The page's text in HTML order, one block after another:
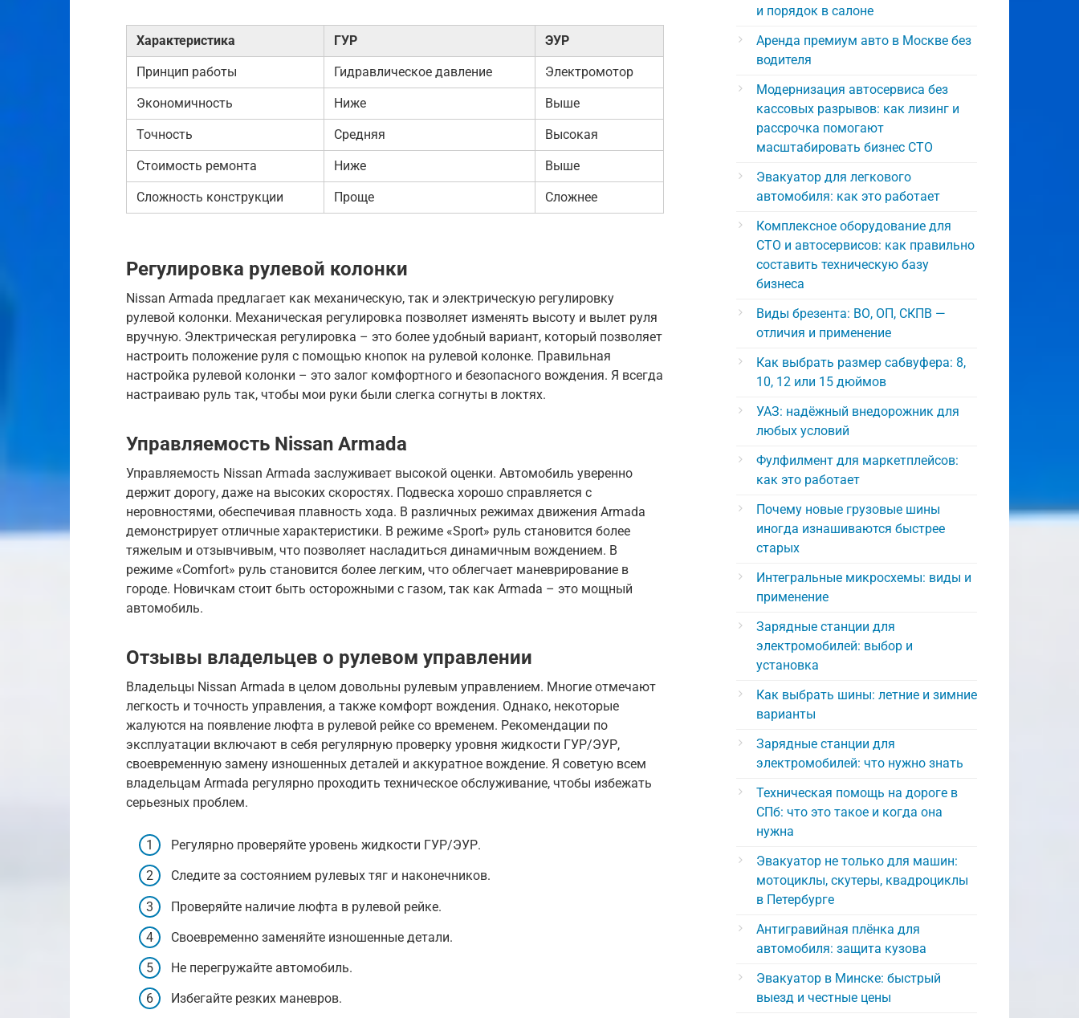
Характеристика ГУР ЭУР
Принцип работы Гидравлическое давление Электромотор
Экономичность Ниже Выше
Точность Средняя Высокая
Стоимость ремонта Ниже Выше
Сложность конструкции Проще Сложнее
Регулировка рулевой колонки
Nissan Armada предлагает как механическую, так и электрическую регулировку
рулевой колонки. Механическая регулировка позволяет изменять высоту и вылет руля
вручную. Электрическая регулировка – это более удобный вариант, который позволяет
настроить положение руля с помощью кнопок на рулевой колонке. Правильная
настройка рулевой колонки – это залог комфортного и безопасного вождения. Я всегда
настраиваю руль так, чтобы мои руки были слегка согнуты в локтях.
Управляемость Nissan Armada
Управляемость Nissan Armada заслуживает высокой оценки. Автомобиль уверенно
держит дорогу, даже на высоких скоростях. Подвеска хорошо справляется с
неровностями, обеспечивая плавность хода. В различных режимах движения Armada
демонстрирует отличные характеристики. В режиме «Sport» руль становится более
тяжелым и отзывчивым, что позволяет насладиться динамичным вождением. В
режиме «Comfort» руль становится более легким, что облегчает маневрирование в
городе. Новичкам стоит быть осторожными с газом, так как Armada – это мощный
автомобиль.
Отзывы владельцев о рулевом управлении
Владельцы Nissan Armada в целом довольны рулевым управлением. Многие отмечают
легкость и точность управления, а также комфорт вождения. Однако, некоторые
жалуются на появление люфта в рулевой рейке со временем. Рекомендации по
эксплуатации включают в себя регулярную проверку уровня жидкости ГУР/ЭУР,
своевременную замену изношенных деталей и аккуратное вождение. Я советую всем
владельцам Armada регулярно проходить техническое обслуживание, чтобы избежать
серьезных проблем.
Регулярно проверяйте уровень жидкости ГУР/ЭУР.
Следите за состоянием рулевых тяг и наконечников.
Проверяйте наличие люфта в рулевой рейке.
Своевременно заменяйте изношенные детали.
Не перегружайте автомобиль.
Избегайте резких маневров.
и порядок в салоне
Аренда премиум авто в Москве без
водителя
Модернизация автосервиса без
кассовых разрывов: как лизинг и
рассрочка помогают
масштабировать бизнес СТО
Эвакуатор для легкового
автомобиля: как это работает
Комплексное оборудование для
СТО и автосервисов: как правильно
составить техническую базу
бизнеса
Виды брезента: ВО, ОП, СКПВ —
отличия и применение
Как выбрать размер сабвуфера: 8,
10, 12 или 15 дюймов
УАЗ: надёжный внедорожник для
любых условий
Фулфилмент для маркетплейсов:
как это работает
Почему новые грузовые шины
иногда изнашиваются быстрее
старых
Интегральные микросхемы: виды и
применение
Зарядные станции для
электромобилей: выбор и
установка
Как выбрать шины: летние и зимние
варианты
Зарядные станции для
электромобилей: что нужно знать
Техническая помощь на дороге в
СПб: что это такое и когда она
нужна
Эвакуатор не только для машин:
мотоциклы, скутеры, квадроциклы
в Петербурге
Антигравийная плёнка для
автомобиля: защита кузова
Эвакуатор в Минске: быстрый
выезд и честные цены